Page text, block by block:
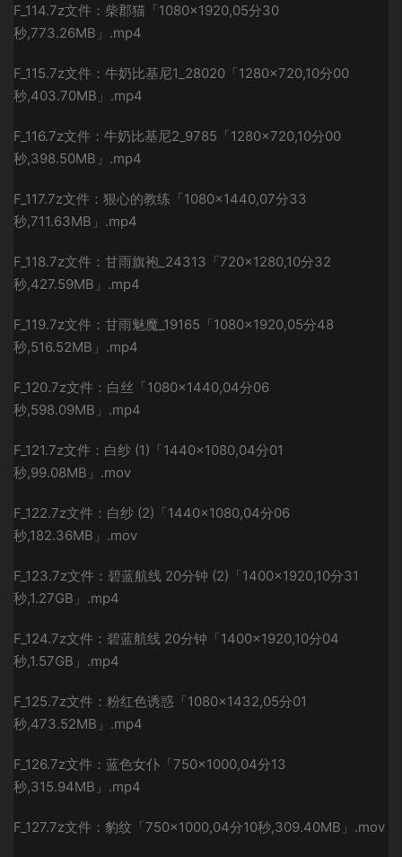
F_114.7z文件：柴郡猫「1080×1920,05分30
秒,773.26MB」.mp4
F_115.7z文件：牛奶比基尼1_28020「1280×720,10分00
秒,403.70MB」.mp4
F_116.7z文件：牛奶比基尼2_9785「1280×720,10分00
秒,398.50MB」.mp4
F_117.7z文件：狠心的教练「1080×1440,07分33
秒,711.63MB」.mp4
F_118.7z文件：甘雨旗袍_24313「720×1280,10分32
秒,427.59MB」.mp4
F_119.7z文件：甘雨魅魔_19165「1080×1920,05分48
秒,516.52MB」.mp4
F_120.7z文件：白丝「1080×1440,04分06
秒,598.09MB」.mp4
F_121.7z文件：白纱 (1)「1440×1080,04分01
秒,99.08MB」.mov
F_122.7z文件：白纱 (2)「1440×1080,04分06
秒,182.36MB」.mov
F_123.7z文件：碧蓝航线 20分钟 (2)「1400×1920,10分31
秒,1.27GB」.mp4
F_124.7z文件：碧蓝航线 20分钟「1400×1920,10分04
秒,1.57GB」.mp4
F_125.7z文件：粉红色诱惑「1080×1432,05分01
秒,473.52MB」.mp4
F_126.7z文件：蓝色女仆「750×1000,04分13
秒,315.94MB」.mp4
F_127.7z文件：豹纹「750×1000,04分10秒,309.40MB」.mov